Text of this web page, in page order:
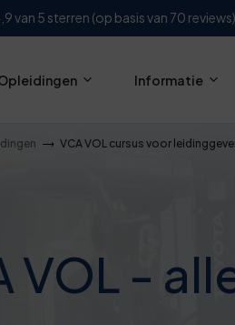
van 5 sterren (op basis van 70 reviews)
Informatie
VCA VOL cursus voor
VOL -